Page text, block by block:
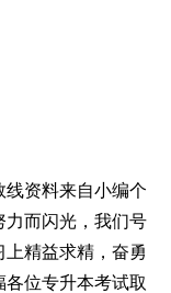
线资料来自小编个
力而闪光，我们号
精益求精，奋勇
位专升本考试取